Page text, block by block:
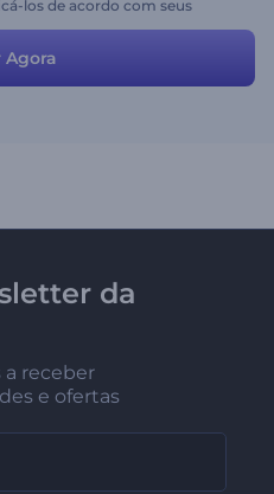
los de acordo com seus
Agora
da
a receber
e ofertas